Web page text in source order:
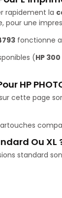
rapidement la
une
fonctionne
(HP
HP
cette page
Ou XL
standard